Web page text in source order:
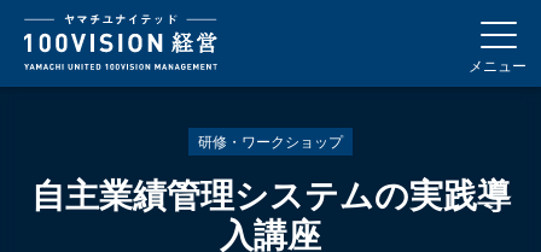
メニュー
研修・ワークショップ
自主業績管理システムの実践導
入講座